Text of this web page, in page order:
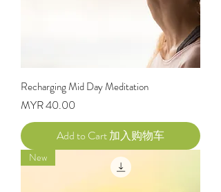
Recharging Mid Day Meditation
Price
MYR 40.00
Add to Cart 加入购物车
New